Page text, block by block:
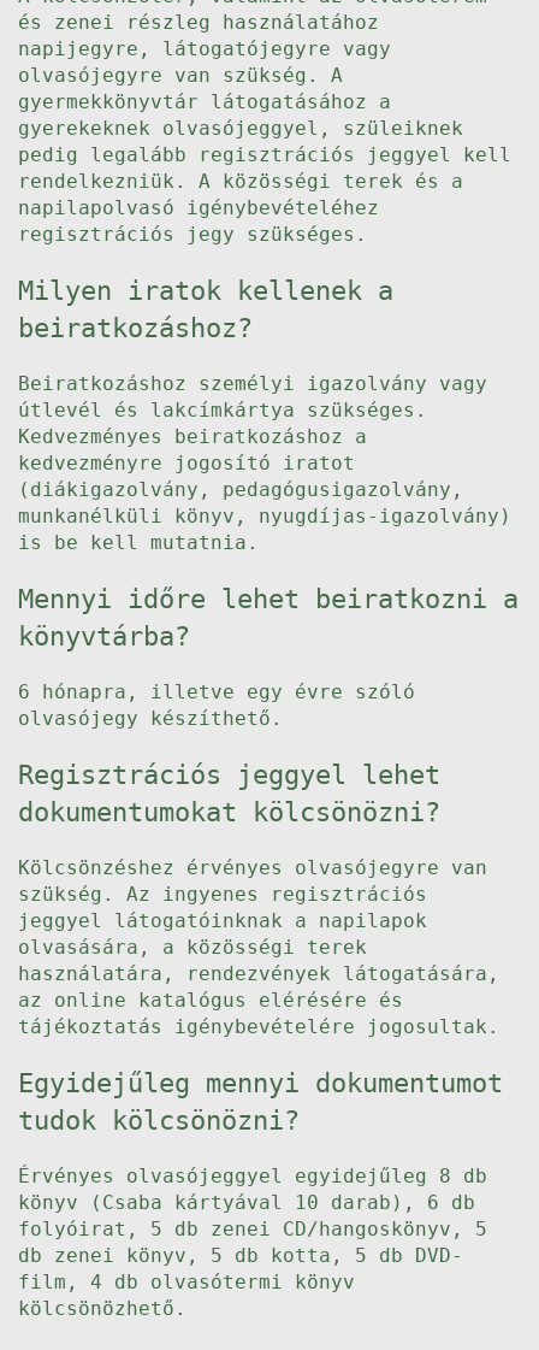
és zenei részleg használatához
napijegyre, látogatójegyre vagy
olvasójegyre van szükség. A
gyermekkönyvtár látogatásához a
gyerekeknek olvasójeggyel, szüleiknek
pedig legalább regisztrációs jeggyel kell
rendelkezniük. A közösségi terek és a
napilapolvasó igénybevételéhez
regisztrációs jegy szükséges.
Milyen iratok kellenek a
beiratkozáshoz?
Beiratkozáshoz személyi igazolvány vagy
útlevél és lakcímkártya szükséges.
Kedvezményes beiratkozáshoz a
kedvezményre jogosító iratot
(diákigazolvány, pedagógusigazolvány,
munkanélküli könyv, nyugdíjas-igazolvány)
is be kell mutatnia.
Mennyi időre lehet beiratkozni a
könyvtárba?
6 hónapra, illetve egy évre szóló
olvasójegy készíthető.
Regisztrációs jeggyel lehet
dokumentumokat kölcsönözni?
Kölcsönzéshez érvényes olvasójegyre van
szükség. Az ingyenes regisztrációs
jeggyel látogatóinknak a napilapok
olvasására, a közösségi terek
használatára, rendezvények látogatására,
az online katalógus elérésére és
tájékoztatás igénybevételére jogosultak.
Egyidejűleg mennyi dokumentumot
tudok kölcsönözni?
Érvényes olvasójeggyel egyidejűleg 8 db
könyv (Csaba kártyával 10 darab), 6 db
folyóirat, 5 db zenei CD/hangoskönyv, 5
db zenei könyv, 5 db kotta, 5 db DVD-
film, 4 db olvasótermi könyv
kölcsönözhető.